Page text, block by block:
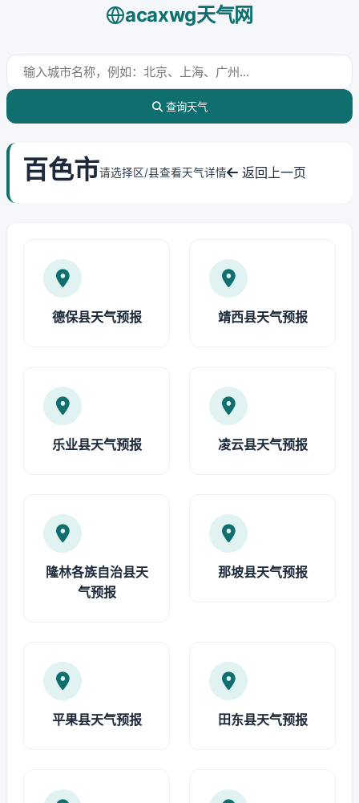
acaxwg天气网
查询天气
百色市请选择区/县查看天气详情 返回上一页
德保县天气预报 靖西县天气预报
乐业县天气预报 凌云县天气预报
隆林各族自治县天
气预报
那坡县天气预报
平果县天气预报 田东县天气预报